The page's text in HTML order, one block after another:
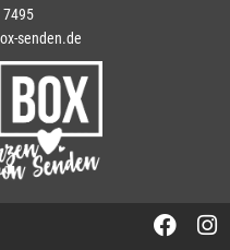
7495
senden.de